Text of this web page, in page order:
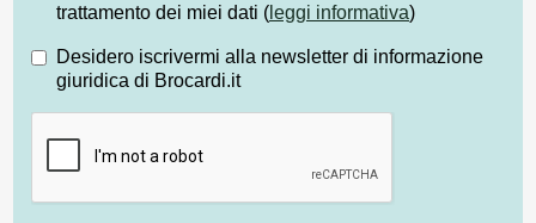
trattamento dei miei dati ( leggi informativa)
Desidero iscrivermi alla newsletter di informazione
giuridica di Brocardi.it